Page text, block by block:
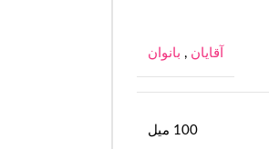
آقایان , بانوان
100 میل